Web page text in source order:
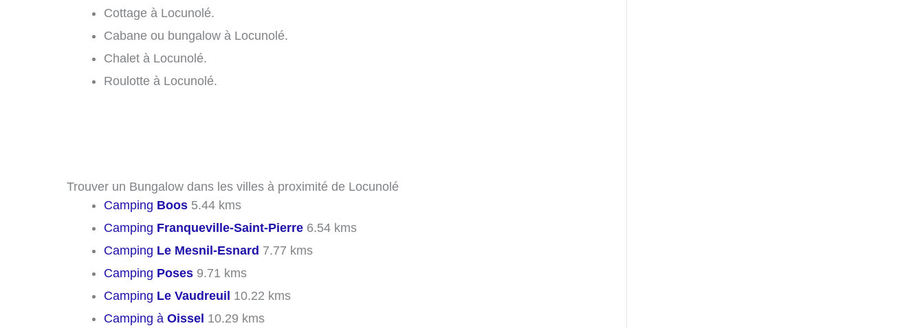
Cottage à Locunolé.
Cabane ou bungalow à Locunolé.
Chalet à Locunolé.
Roulotte à Locunolé.
Trouver un Bungalow dans les villes à proximité de Locunolé
Camping Boos 5.44 kms
Camping Franqueville-Saint-Pierre 6.54 kms
Camping Le Mesnil-Esnard 7.77 kms
Camping Poses 9.71 kms
Camping Le Vaudreuil 10.22 kms
Camping à Oissel 10.29 kms